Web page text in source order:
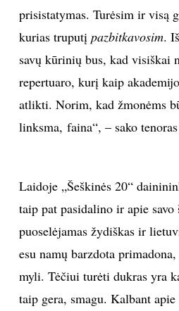
prisistatymas. Turėsim ir visą
kurias truputį pazbitkavosim.
savų kūrinių bus, kad visiškai
repertuaro, kurį kaip
atlikti. Norim, kad žmonėms
linksma, faina“, – sako
Laidoje „Šeškinės 20“
taip pat pasidalino ir apie savo
puoselėjamas žydiškas ir
esu namų barzdota
myli. Tėčiui turėti dukras yra
taip gera, smagu. Kalbant apie